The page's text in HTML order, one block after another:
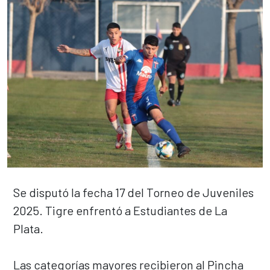
Se disputó la fecha 17 del Torneo de Juveniles
2025. Tigre enfrentó a Estudiantes de La
Plata.
Las categorías mayores recibieron al Pincha